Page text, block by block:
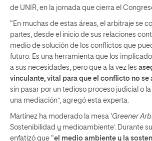
de UNIR, en la jornada que cierra el
“En muchas de estas áreas, el arbitraje se
partes, desde el inicio de sus relaciones
medio de solución de los conflictos que
futuro. Es una herramienta que los
a sus necesidades, pero que a la vez les
vinculante, vital para que el conflicto no se
sin pasar por un tedioso proceso judicial o
una mediación”, agregó esta experta.
Martínez ha moderado la mesa ‘Greener
Sostenibilidad y medioambiente’. Durante
enfatizó que “el medio ambiente y la